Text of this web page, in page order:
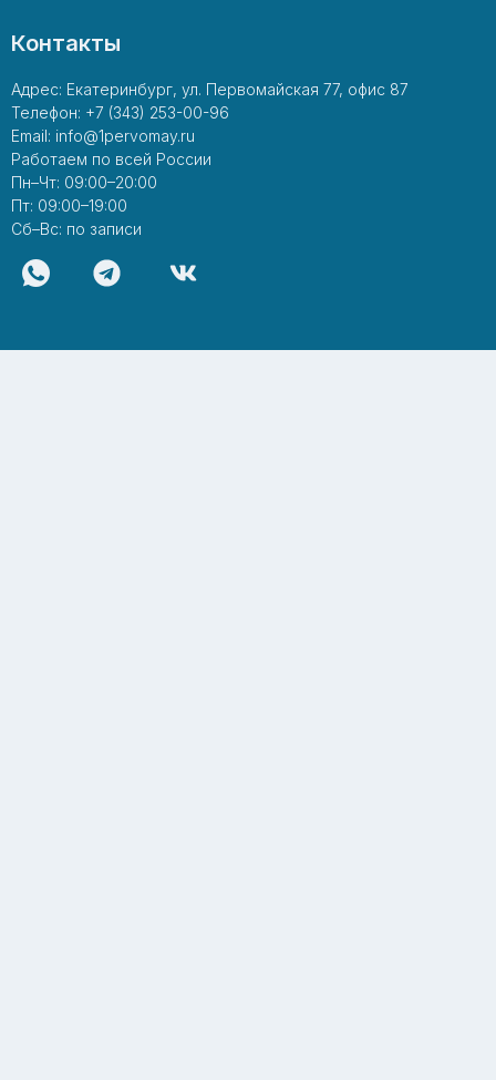
Контакты
Адрес: Екатеринбург, ул. Первомайская 77, офис 87
Телефон: +7 (343) 253-00-96
Email: info@1pervomay.ru
Работаем по всей России
Пн–Чт: 09:00–20:00
Пт: 09:00–19:00
Сб–Вс: по записи